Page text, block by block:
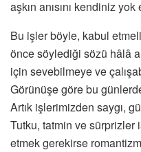
aşkın anısını kendiniz
Bu işler böyle, kabul
önce söylediği sözü hâlâ
için sevebilmeye ve
Görünüşe göre bu
Artık işlerimizden saygı,
Tutku, tatmin ve sürprizler
etmek gerekirse